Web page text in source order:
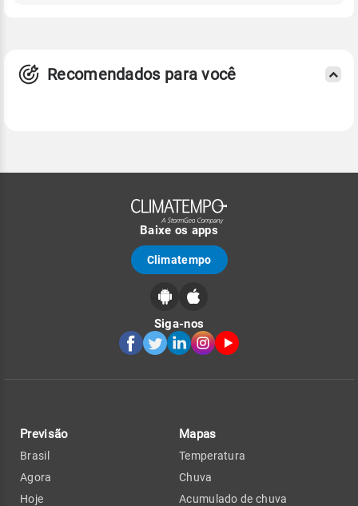
Recomendados para você
Baixe os apps
Climatempo
Siga-nos
Previsão
Brasil
Agora
Hoje
Mapas
Temperatura
Chuva
Acumulado de chuva